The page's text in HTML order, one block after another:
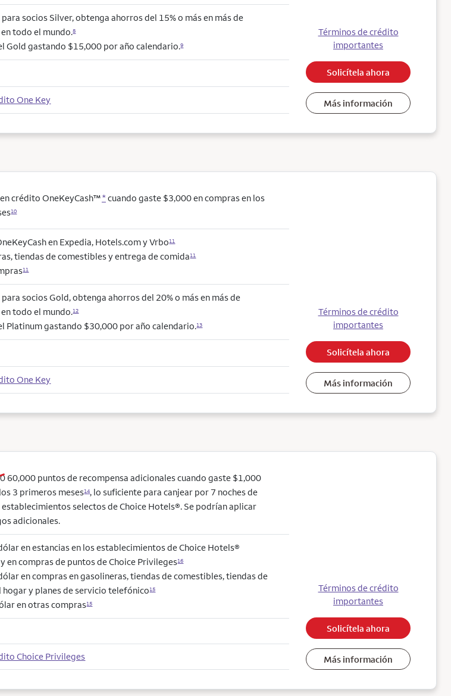
socios Silver, obtenga ahorros del 15% o más en más de
todo el mundo.8
Gold gastando $15,000 por año calendario.9
One Key
Términos de crédito
importantes
Solicítela ahora
Más información
crédito OneKeyCash™* cuando gaste $3,000 en compras en los
10
en Expedia, Hotels.com y Vrbo11
tiendas de comestibles y entrega de comida11
11
socios Gold, obtenga ahorros del 20% o más en más de
todo el mundo.12
Platinum gastando $30,000 por año calendario.13
One Key
Términos de crédito
importantes
Solicítela ahora
Más información
old bonus
60,000new bonus
puntos de recompensa adicionales cuando gaste $1,000
3 primeros meses14, lo suficiente para canjear por 7 noches de
establecimientos selectos de Choice Hotels®. Se podrían aplicar
adicionales.
en estancias en los establecimientos de Choice Hotels®
en compras de puntos de Choice Privileges16
en compras en gasolineras, tiendas de comestibles, tiendas de
hogar y planes de servicio telefónico15
en otras compras15
Choice Privileges
Términos de crédito
importantes
Solicítela ahora
Más información